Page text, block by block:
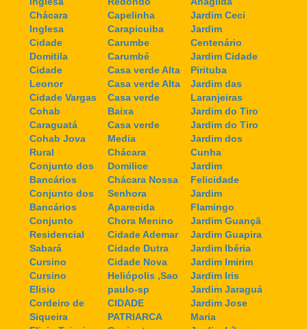
Chácara
Inglesa
Cidade
Domitila
Cidade
Leonor
Cidade Vargas
Cohab
Caraguatá
Cohab Jova
Rural
Conjunto dos
Bancários
Conjunto dos
Bancários
Conjunto
Residencial
Sabará
Cursino
Cursino
Elisio
Cordeiro de
Siqueira
Capelinha
Carapicuiba
Carumbe
Carumbé
Casa verde Alta
Casa verde Alta
Casa verde
Baixa
Casa verde
Media
Chácara
Domilice
Chácara Nossa
Senhora
Aparecida
Chora Menino
Cidade Ademar
Cidade Dutra
Cidade Nova
Heliópolis ,Sao
paulo-sp
CIDADE
PATRIARCA
Jardim Ceci
Jardim
Centenário
Jardim Cidade
Pirituba
Jardim das
Laranjeiras
Jardim do Tiro
Jardim do Tiro
Jardim dos
Cunha
Jardim
Felicidade
Jardim
Flamingo
Jardim Guançã
Jardim Guapira
Jardim Ibéria
Jardim Imirim
Jardim Iris
Jardim Jaraguá
Jardim Jose
Maria